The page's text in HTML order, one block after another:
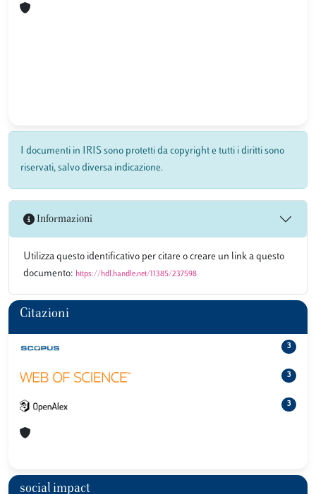
I documenti in IRIS sono protetti da copyright e tutti i diritti sono
riservati, salvo diversa indicazione.
Informazioni
Utilizza questo identificativo per citare o creare un link a questo
documento: https://hdl.handle.net/11385/237598
Citazioni
3
3
3
social impact